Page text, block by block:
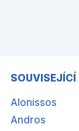
SOUVISEJÍCÍ
Alonissos
Andros